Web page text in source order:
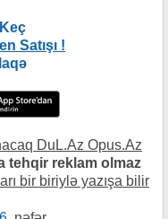
Satışı !
DuL.Az Opus.Az
tehqir reklam olmaz
bir biriylə yazışa bilir